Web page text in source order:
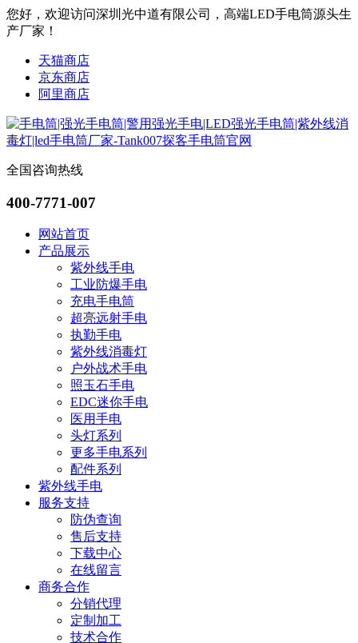
您好，欢迎访问深圳光中道有限公司，高端LED手电筒源头生
产厂家！
天猫商店
京东商店
阿里商店
全国咨询热线
400-7771-007
网站首页
产品展示
紫外线手电
工业防爆手电
充电手电筒
超亮远射手电
执勤手电
紫外线消毒灯
户外战术手电
照玉石手电
EDC迷你手电
医用手电
头灯系列
更多手电系列
配件系列
紫外线手电
服务支持
防伪查询
售后支持
下载中心
在线留言
商务合作
分销代理
定制加工
技术合作